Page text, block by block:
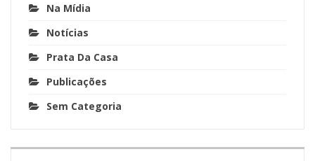
Na Mídia
Notícias
Prata Da Casa
Publicações
Sem Categoria